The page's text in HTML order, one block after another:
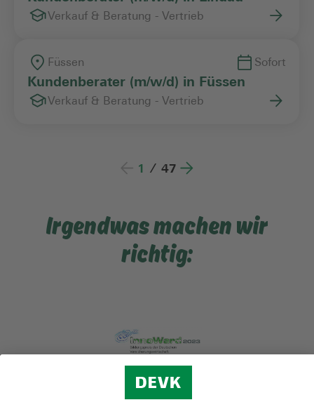
Verkauf & Beratung - Vertrieb
Füssen Sofort
Kundenberater (m/w/d) in Füssen
Verkauf & Beratung - Vertrieb
1 / 47
Irgendwas machen wir
richtig: